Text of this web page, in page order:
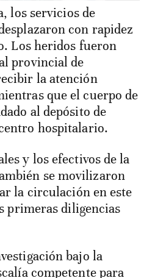
los servicios de
con rapidez
Los heridos fueron
provincial de
la atención
que el cuerpo de
al depósito de
hospitalario.
y los efectivos de la
se movilizaron
la circulación en este
primeras diligencias
bajo la
competente para